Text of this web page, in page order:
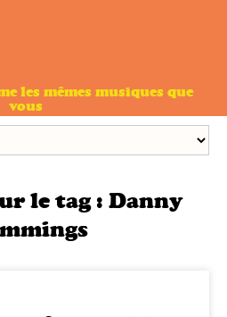
les mêmes musiques que
vous
le tag : Danny